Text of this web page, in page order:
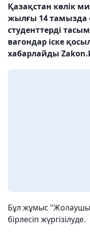
Қазақстан көлік
жылғы 14
студенттерді
вагондар іске
хабарлайды
Бұл жұмыс
бірлесіп жүргізілуде.